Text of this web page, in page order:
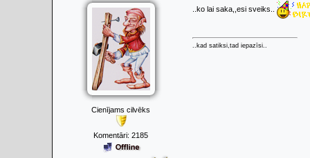
Cienījams cilvēks
Komentāri: 2185
..ko lai saka,,esi sveiks..
..kad satiksi,tad iepazīsi..